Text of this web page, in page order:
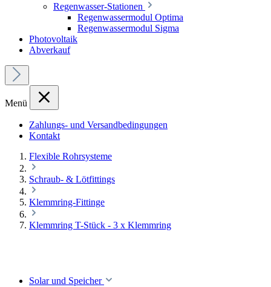
Regenwasser-Stationen
Regenwassermodul Optima
Regenwassermodul Sigma
Photovoltaik
Abverkauf
Menü
Zahlungs- und Versandbedingungen
Kontakt
Flexible Rohrsysteme
Schraub- & Lötfittings
Klemmring-Fittinge
Klemmring T-Stück - 3 x Klemmring
Solar und Speicher